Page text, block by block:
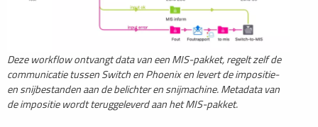
Deze workflow ontvangt data van een MIS-pakket, regelt zelf de
communicatie tussen Switch en Phoenix en levert de impositie-
en snijbestanden aan de belichter en snijmachine. Metadata van
de impositie wordt teruggeleverd aan het MIS-pakket.